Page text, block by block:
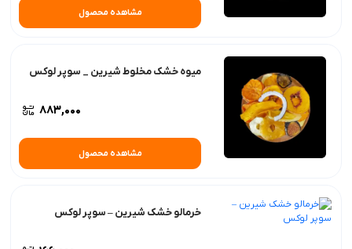
مشاهده محصول
میوه خشک مخلوط شیرین _ سوپر لوکس
883,000
مشاهده محصول
خرمالو خشک شیرین – سوپر لوکس